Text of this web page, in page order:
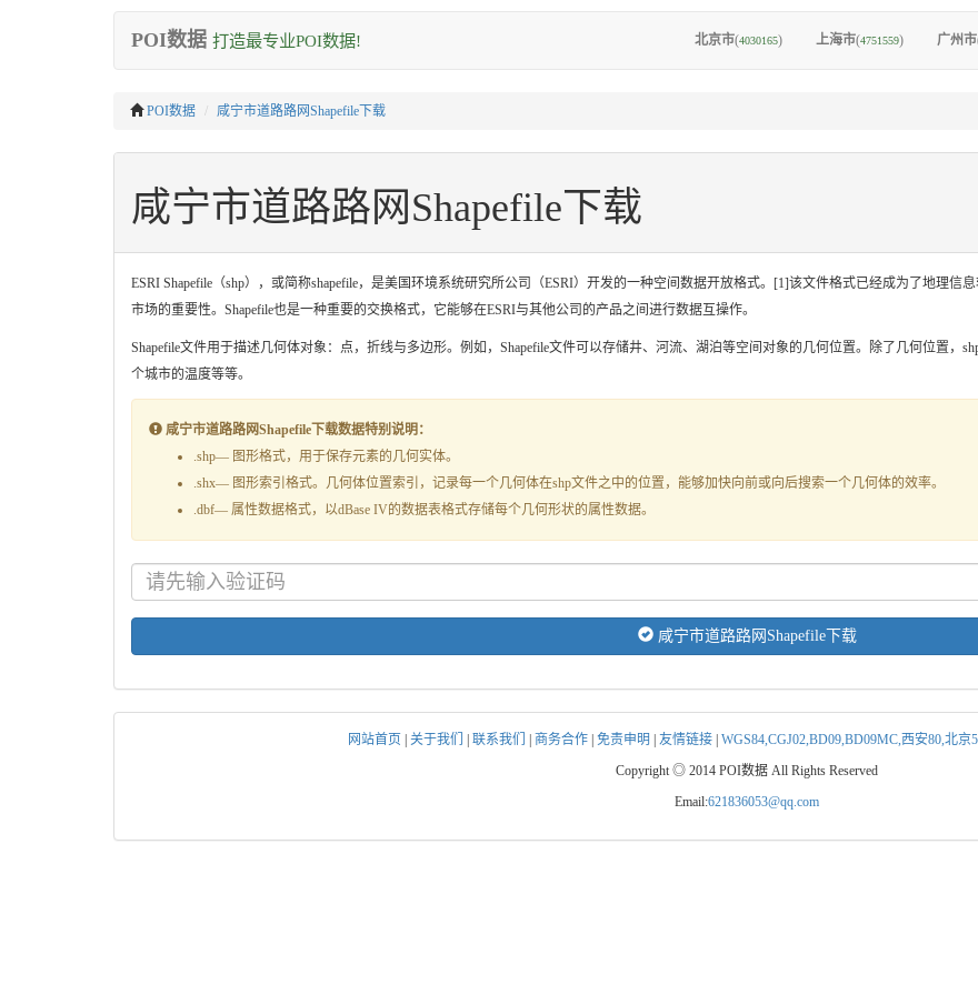
POI数据 打造最专业POI数据! 北京市(4030165) 上海市(4751559) 广州市
POI数据 咸宁市道路路网Shapefile下载
咸宁市道路路网Shapefile下载
ESRI Shapefile（shp），或简称shapefile，是美国环境系统研究所公司（ESRI）开发的一种空间数据开放格式。[1]该文件格式已经成为了地理
市场的重要性。Shapefile也是一种重要的交换格式，它能够在ESRI与其他公司的产品之间进行数据互操作。
Shapefile文件用于描述几何体对象：点，折线与多边形。例如，Shapefile文件可以存储井、河流、湖泊等空间对象的几何位置。除了几何位置，
个城市的温度等等。
咸宁市道路路网Shapefile下载数据特别说明：
.shp— 图形格式，用于保存元素的几何实体。
.shx— 图形索引格式。几何体位置索引，记录每一个几何体在shp文件之中的位置，能够加快向前或向后搜索一个几何体的效率。
.dbf— 属性数据格式，以dBase IV的数据表格式存储每个几何形状的属性数据。
咸宁市道路路网Shapefile下载
网站首页 关于我们 联系我们 商务合作| 免责申明 友情链接| WGS84,CGJ02,BD09,BD09MC,西安80,北京
Copyright ◎ 2014 POI数据 All Rights Reserved
Email:621836053@qq.com